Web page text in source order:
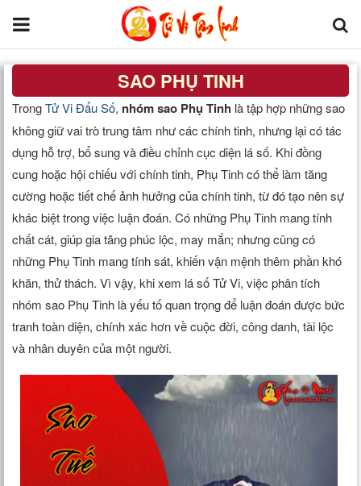
Tử Vi Đẩu Số
Tử Vi 12 Con Giáp
Phong thủy
Kinh Dịch
Văn Hoa Tâm linh
Xem ngày
Xem tuổi
Xem bói
Tướng số
SAO PHỤ TINH
TrongTử Vi Đẩu Số, nhóm sao Phụ Tinh là tập hợp những sao
không giữ vai trò trung tâm như các chính tinh, nhưng lại có tác
dụng hỗ trợ, bổ sung và điều chỉnh cục diện lá số. Khi đồng
cung hoặc hội chiếu với chính tinh, Phụ Tinh có thể làm tăng
cường hoặc tiết chế ảnh hưởng của chính tinh, từ đó tạo nên sự
khác biệt trong việc luận đoán. Có những Phụ Tinh mang tính
chất cát, giúp gia tăng phúc lộc, may mắn; nhưng cũng có
những Phụ Tinh mang tính sát, khiến vận mệnh thêm phần khó
khăn, thử thách. Vì vậy, khi xem lá số Tử Vi, việc phân tích
nhóm sao Phụ Tinh là yếu tố quan trọng để luận đoán được bức
tranh toàn diện, chính xác hơn về cuộc đời, công danh, tài lộc
và nhân duyên của một người.